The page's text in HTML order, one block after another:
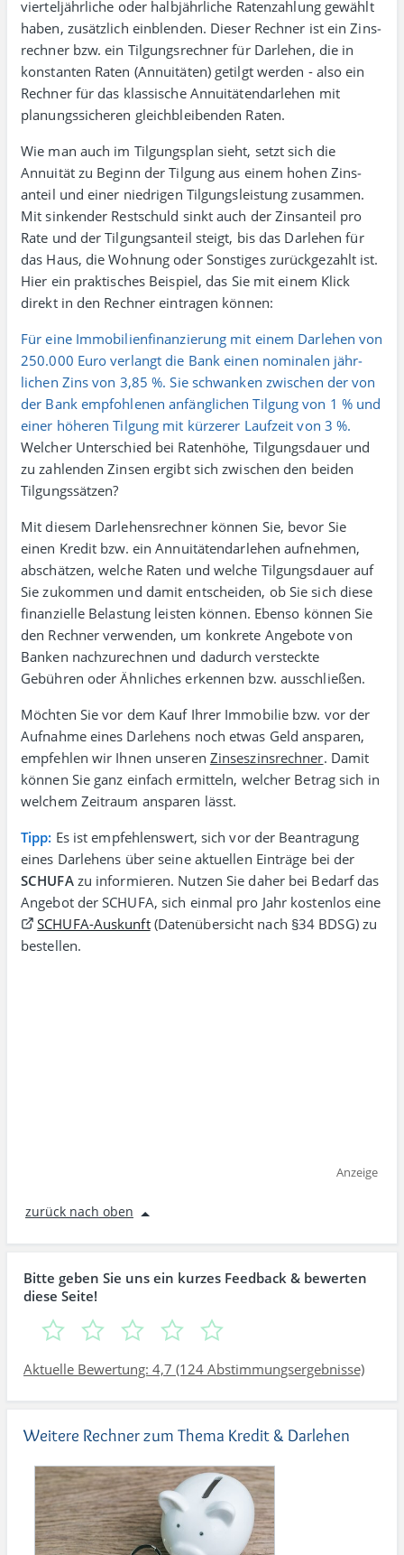
viertel­jährliche oder halb­jährliche Raten­zahlung gewählt
haben, zusätz­lich einblenden. Dieser Rechner ist ein Zins­
rechner bzw. ein Tilgungs­rechner für Darlehen, die in
konstanten Raten (Annuitäten) getilgt werden - also ein
Rechner für das klassische Annuitäten­darlehen mit
planungs­sicheren gleich­bleibenden Raten.
Wie man auch im Tilgungsplan sieht, setzt sich die
Annuität zu Beginn der Tilgung aus einem hohen Zins­
anteil und einer niedrigen Tilgungs­leistung zusammen.
Mit sinken­der Rest­schuld sinkt auch der Zins­anteil pro
Rate und der Tilgungs­anteil steigt, bis das Darlehen für
das Haus, die Wohnung oder Sonstiges zurück­gezahlt ist.
Hier ein praktisches Beispiel, das Sie mit einem Klick
direkt in den Rechner eintragen können:
Für eine Immobilien­finanzierung mit einem Darlehen von
250.000 Euro verlangt die Bank einen nominalen jähr­
lichen Zins von 3,85 %. Sie schwanken zwischen der von
der Bank empfohlenen anfäng­lichen Tilgung von 1 % und
einer höheren Tilgung mit kürzerer Laufzeit von 3 %.
Welcher Unterschied bei Raten­höhe, Tilgungs­dauer und
zu zahlenden Zinsen ergibt sich zwischen den beiden
Tilgungs­sätzen?
Mit diesem Darlehensrechner können Sie, bevor Sie
einen Kredit bzw. ein Annuitäten­darlehen aufnehmen,
abschätzen, welche Raten und welche Tilgungs­dauer auf
Sie zukommen und damit entscheiden, ob Sie sich diese
finanzielle Belastung leisten können. Ebenso können Sie
den Rechner verwenden, um konkrete Angebote von
Banken nach­zu­rechnen und dadurch versteckte
Gebühren oder Ähn­liches erkennen bzw. aus­schließen.
Möchten Sie vor dem Kauf Ihrer Immobilie bzw. vor der
Aufnahme eines Darlehens noch etwas Geld ansparen,
empfehlen wir Ihnen unseren Zinseszinsrechner. Damit
können Sie ganz einfach ermitteln, welcher Betrag sich in
welchem Zeitraum ansparen lässt.
Tipp: Es ist empfehlenswert, sich vor der Beantragung
eines Darlehens über seine aktuellen Einträge bei der
SCHUFAzu informieren. Nutzen Sie daher bei Bedarf das
Angebot der SCHUFA, sich einmal pro Jahr kostenlos eine
SCHUFA-Auskunft(Datenübersicht nach §34 BDSG) zu
bestellen.
Anzeige
zurück nach oben
Bitte geben Sie uns ein kurzes Feedback & bewerten
diese Seite!
Aktuelle Bewertung: 4,7 (124 Abstimmungsergebnisse)
Weitere Rechner zum Thema Kredit & Darlehen